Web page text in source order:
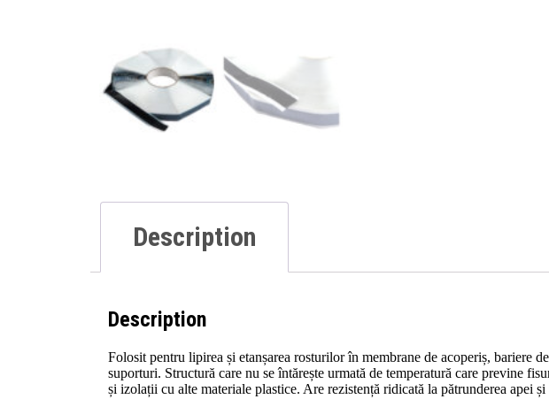
Description
Description
Folosit pentru lipirea și etanșarea rosturilor în membrane de acoperiș,
suporturi. Structură care nu se întărește urmată de temperatură care previne
și izolații cu alte materiale plastice. Are rezistență ridicată la pătrunderea